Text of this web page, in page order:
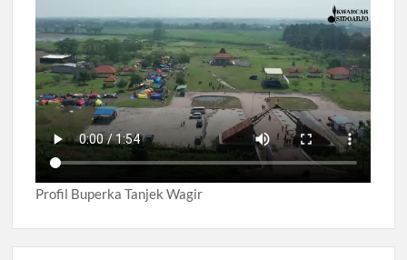
Profil Buperka Tanjek Wagir